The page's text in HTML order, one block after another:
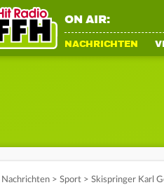
ON AIR:
NACHRICHTEN
Nachrichten > Sport > Skispringer Karl